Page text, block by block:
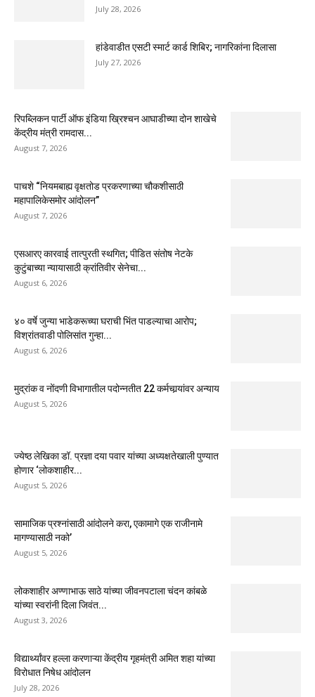
July 28, 2026
हांडेवाडीत एसटी स्मार्ट कार्ड शिबिर; नागरिकांना दिलासा
July 27, 2026
रिपब्लिकन पार्टी ऑफ इंडिया ख्रिश्चन आघाडीच्या दोन शाखेचे
केंद्रीय मंत्री रामदास...
August 7, 2026
पाचशे “नियमबाह्य वृक्षतोड प्रकरणाच्या चौकशीसाठी
महापालिकेसमोर आंदोलन”
August 7, 2026
एसआरए कारवाई तात्पुरती स्थगित; पीडित संतोष नेटके
कुटुंबाच्या न्यायासाठी क्रांतिवीर सेनेचा...
August 6, 2026
४० वर्षे जुन्या भाडेकरूच्या घराची भिंत पाडल्याचा आरोप;
विश्रांतवाडी पोलिसांत गुन्हा...
August 6, 2026
मुद्रांक व नोंदणी विभागातील पदोन्नतीत 22 कर्मचार्‍यांवर अन्याय
August 5, 2026
ज्येष्ठ लेखिका डॉ. प्रज्ञा दया पवार यांच्या अध्यक्षतेखाली पुण्यात
होणार ‘लोकशाहीर...
August 5, 2026
सामाजिक प्रश्नांसाठी आंदोलने करा, एकामागे एक राजीनामे
मागण्यासाठी नको’
August 5, 2026
लोकशाहीर अण्णाभाऊ साठे यांच्या जीवनपटाला चंदन कांबळे
यांच्या स्वरांनी दिला जिवंत...
August 3, 2026
विद्यार्थ्यांवर हल्ला करणाऱ्या केंद्रीय गृहमंत्री अमित शहा यांच्या
विरोधात निषेध आंदोलन
July 28, 2026